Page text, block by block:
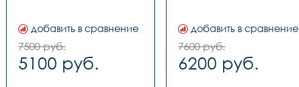
Задний переключатель
-
Передний переключатель
Манетки		-
Шатуны (Система)
добавить в сравнение
7500 руб.
5100 руб.
Задний переключатель
-
Передний переключатель
Манетки		-
Шатуны (Система)
добавить в сравнение
7600 руб.
6200 руб.